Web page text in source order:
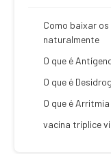
Como baixar
naturalmente
O que é
O que é
O que é Arritmia
vacina tríplice